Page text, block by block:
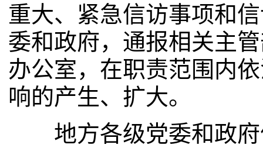
重大、紧急信访事项和
委和政府，通报相关主
办公室，在职责范围内
响的产生、扩大。
地方各级党委和政府